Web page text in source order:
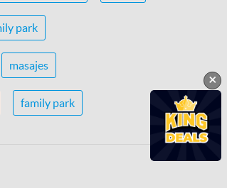
park
masajes
family park
×